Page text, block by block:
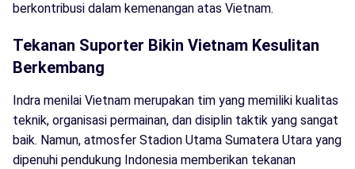
berkontribusi dalam kemenangan atas Vietnam.
Tekanan Suporter Bikin Vietnam Kesulitan
Berkembang
Indra menilai Vietnam merupakan tim yang memiliki kualitas
teknik, organisasi permainan, dan disiplin taktik yang sangat
baik. Namun, atmosfer Stadion Utama Sumatera Utara yang
dipenuhi pendukung Indonesia memberikan tekanan